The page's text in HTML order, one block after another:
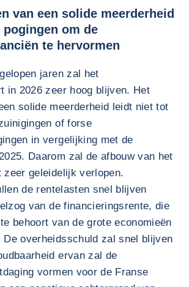
van een solide meerderheid
om de
te hervormen
jaren zal het
in 2026 zeer hoog blijven. Het
solide meerderheid leidt niet tot
of forse
in vergelijking met de
Daarom zal de afbouw van het
zeer geleidelijk verlopen.
de rentelasten snel blijven
van de financieringsrente, die
behoort van de grote economieën
De overheidsschuld zal snel blijven
ervan zal de
vormen voor de Franse